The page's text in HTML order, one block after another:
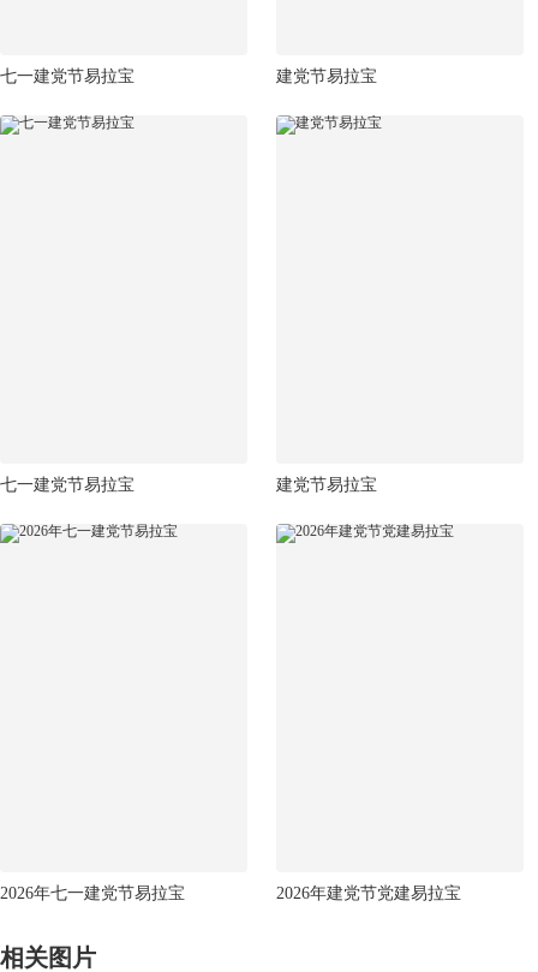
七一建党节易拉宝 建党节易拉宝
七一建党节易拉宝 建党节易拉宝
2026年七一建党节易拉宝 2026年建党节党建易拉宝
相关图片